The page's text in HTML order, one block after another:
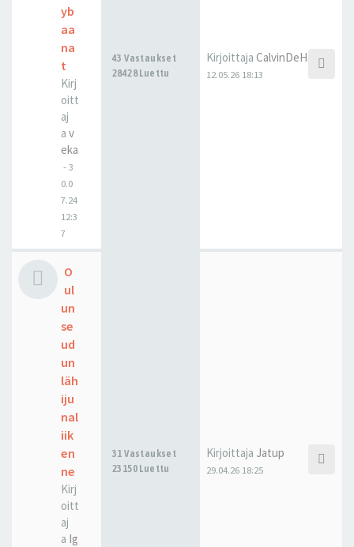
yb
aa
na
t
Kirj
oitt
aj
a v
eka
-3
0.0
7.24
12:3
7
43 Vastaukset
28428 Luettu
Kirjoittaja CalvinDeHaan
12.05.26 18:13
O
ul
un
se
ud
un
läh
iju
nal
iik
en
ne
Kirj
oitt
aj
a Ig
31 Vastaukset
23150 Luettu
Kirjoittaja Jatup
29.04.26 18:25